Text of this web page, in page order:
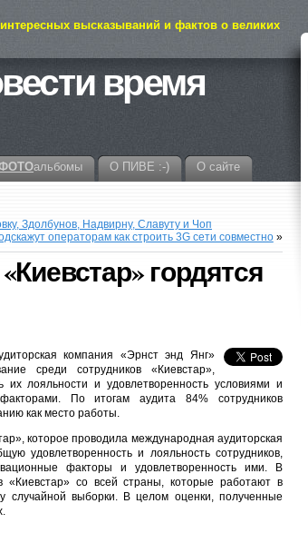
высказываний и фактов о великих
время
альбомы О ПИВЕ :-) О сайте
Здолбунов, Надвирну, Славуту и Чоп
операторам как строить 3G сети совместно»
гордятся
компания «Эрнст энд Янг»
среди сотрудников «Киевстар»,
их лояльности и удовлетворенность условиями и
По итогам аудита 84% сотрудников
как место работы.
которое проводила международная аудиторская
удовлетворенность и лояльность сотрудников,
факторы и удовлетворенность ими. В
«Киевстар» со всей страны, которые работают в
случайной выборки. В целом оценки, полученные